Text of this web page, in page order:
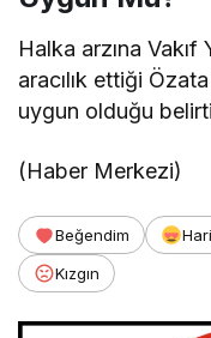
Halka arzına Vakıf
aracılık ettiği
uygun olduğu
(Haber Merkezi)
Beğendim
Kızgın